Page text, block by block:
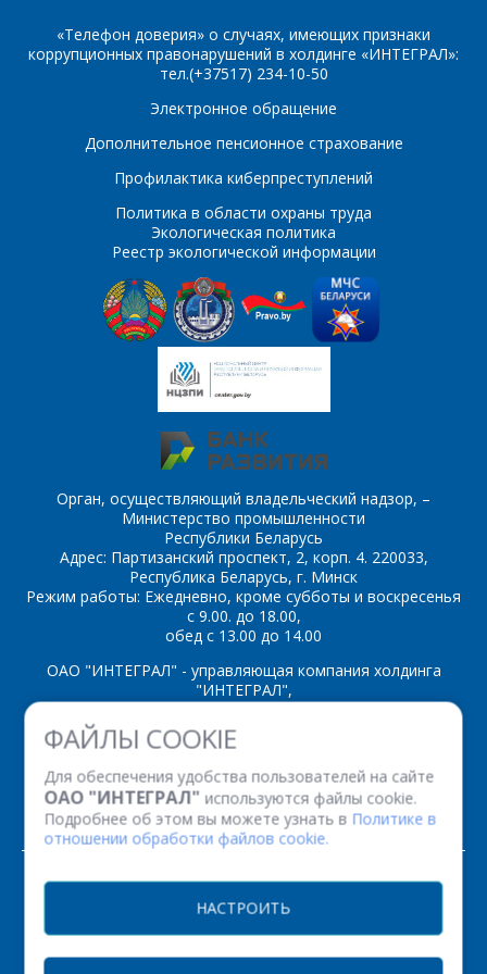
ФАЙЛЫ COOKIE
Для обеспечения удобства пользователей на сайте
ОАО "ИНТЕГРАЛ" используются файлы cookie.
Подробнее об этом вы можете узнать в Политике в
отношении обработки файлов cookie.
НАСТРОИТЬ
ПОИСК
«Телефон доверия» о случаях, имеющих признаки
коррупционных правонарушений в холдинге «ИНТЕГРАЛ»:
тел.(+37517) 234-10-50
Электронное обращение
Дополнительное пенсионное страхование
Профилактика киберпреступлений
Политика в области охраны труда
Экологическая политика
Реестр экологической информации
Орган, осуществляющий владельческий надзор, –
Министерство промышленности
Республики Беларусь
Адрес: Партизанский проспект, 2, корп. 4. 220033,
Республика Беларусь, г. Минск
Режим работы: Ежедневно, кроме субботы и воскресенья
с 9.00. до 18.00,
обед с 13.00 до 14.00
ОАО "ИНТЕГРАЛ" - управляющая компания холдинга
"ИНТЕГРАЛ",
ул. Казинца И.П., д.121А, комната 327, г. Минск, 220108,
Республика Беларусь
Факс: (+375 17) 338 12 94 УНП 100386629
Рег. номер 100386629 от 01.08.2013 г.
© 2026. Все права защищены.
Телефон*
Интересующий товар/
услуга, их количество
*
Комментарий
- обязательные
поля
ОТПРАВИТЬ
Интересующий товар/
Сообщение*
Я согласен на
обработку
*- обязательные
поля